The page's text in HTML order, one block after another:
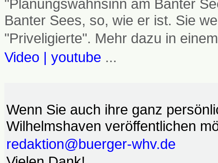
"Planungswahnsinn am Banter
Banter Sees, so, wie er ist. Sie
"Priveligierte". Mehr dazu in
Video | youtube ...
Wenn Sie auch ihre ganz
Wilhelmshaven veröffentlichen
redaktion@buerger-whv.de